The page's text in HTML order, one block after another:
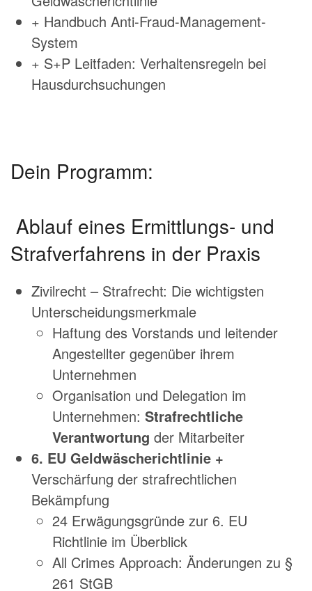
+ Handbuch Anti-Fraud-Management-
System
+ S+P Leitfaden: Verhaltensregeln bei
Hausdurchsuchungen
Dein Programm:
Ablauf eines Ermittlungs- und
Strafverfahrens in der Praxis
Zivilrecht – Strafrecht: Die wichtigsten
Unterscheidungsmerkmale
Haftung des Vorstands und leitender
Angestellter gegenüber ihrem
Unternehmen
Organisation und Delegation im
Unternehmen: Strafrechtliche
Verantwortung der Mitarbeiter
6. EU Geldwäscherichtlinie +
Verschärfung der strafrechtlichen
Bekämpfung
24 Erwägungsgründe zur 6. EU
Richtlinie im Überblick
All Crimes Approach: Änderungen zu §
261 StGB